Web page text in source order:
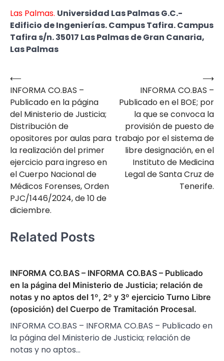
Las Palmas. Universidad Las Palmas G.C.-
Edificio de Ingenierías. Campus Tafira. Campus
Tafira s/n. 35017 Las Palmas de Gran Canaria,
Las Palmas
Navegación
de
entradas
⟵
INFORMA CO.BAS –
Publicado en la página
del Ministerio de Justicia;
Distribución de
opositores por aulas para
la realización del primer
ejercicio para ingreso en
el Cuerpo Nacional de
Médicos Forenses, Orden
PJC/1446/2024, de 10 de
diciembre.
INFORMA CO.BAS –
Publicado en el BOE; por
la que se convoca la
provisión de puesto de
trabajo por el sistema de
libre designación, en el
Instituto de Medicina
Legal de Santa Cruz de
Tenerife.
⟶
Related Posts
INFORMA CO.BAS – INFORMA CO.BAS – Publicado
en la página del Ministerio de Justicia; relación de
notas y no aptos del 1º, 2º y 3º ejercicio Turno Libre
(oposición) del Cuerpo de Tramitación Procesal.
INFORMA CO.BAS – INFORMA CO.BAS – Publicado en
la página del Ministerio de Justicia; relación de
notas y no aptos…